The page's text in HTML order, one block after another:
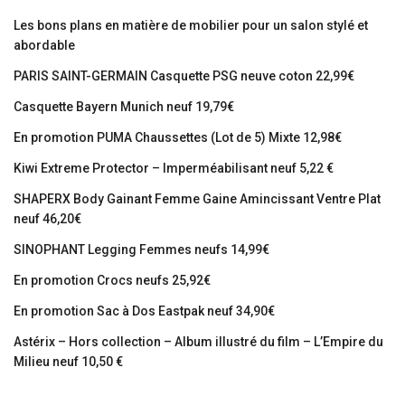
Les bons plans en matière de mobilier pour un salon stylé et
abordable
PARIS SAINT-GERMAIN Casquette PSG neuve coton 22,99€
Casquette Bayern Munich neuf 19,79€
En promotion PUMA Chaussettes (Lot de 5) Mixte 12,98€
Kiwi Extreme Protector – Imperméabilisant neuf 5,22 €
SHAPERX Body Gainant Femme Gaine Amincissant Ventre Plat
neuf 46,20€
SINOPHANT Legging Femmes neufs 14,99€
En promotion Crocs neufs 25,92€
En promotion Sac à Dos Eastpak neuf 34,90€
Astérix – Hors collection – Album illustré du film – L’Empire du
Milieu neuf 10,50 €